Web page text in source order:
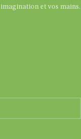
et vos mains.